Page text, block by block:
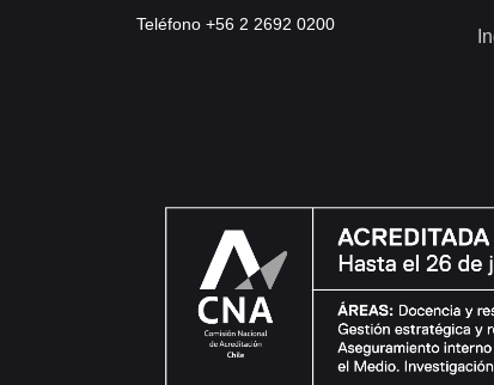
Teléfono +56 2 2692 0200